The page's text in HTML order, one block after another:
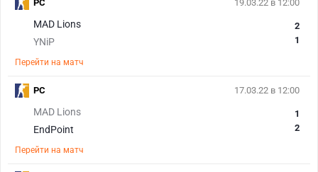
19.03.22 в 12:00
MAD Lions
YNiP
2
1
Перейти на матч
PC
17.03.22 в 12:00
MAD Lions
EndPoint
1
2
Перейти на матч
PC